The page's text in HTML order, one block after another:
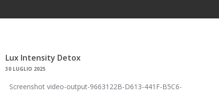
Lux Intensity Detox
30 LUGLIO 2025
Screenshot video-output-9663122B-D613-441F-B5C6-